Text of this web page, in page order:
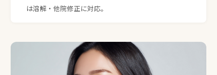
は溶解・他院修正に対応。